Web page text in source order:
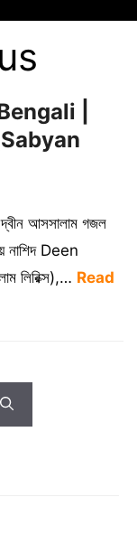
|
(Sabyan
আসসালাম গজল
নাশিদ Deen
লিরিক্স),… Read